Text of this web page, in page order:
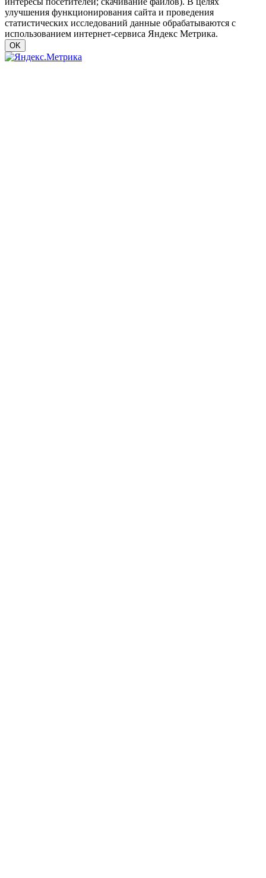
улучшения функционирования сайта и проведения
статистических исследований данные обрабатываются с
использованием интернет-сервиса Яндекс Метрика.
OK